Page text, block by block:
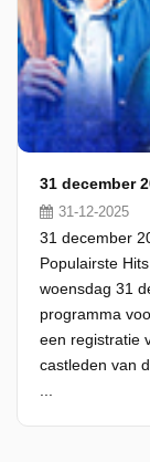
31-12-2025
31 december
Populairste
woensdag 31
programma
een registratie
castleden van